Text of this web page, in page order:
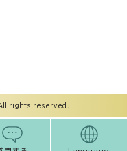
rights reserved.